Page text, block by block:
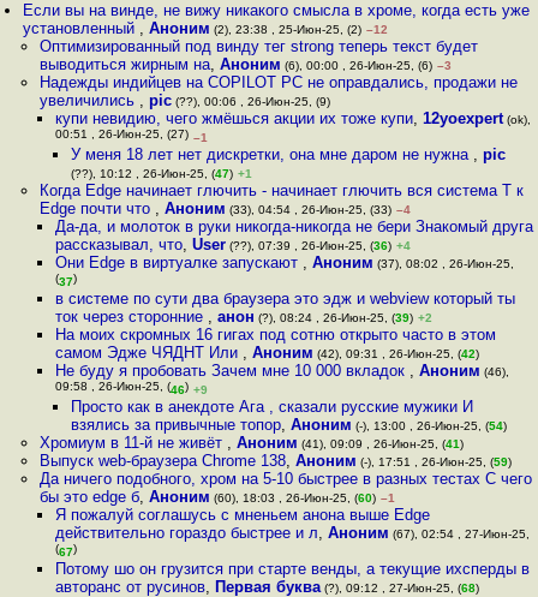
Если вы на винде, не вижу никакого смысла в хроме, когда есть уже
установленный ,Аноним (2), 23:38 , 25-Июн-25, (2) –12
Оптимизированный под винду тег strong теперь текст будет
выводиться жирным на, Аноним (6), 00:00 , 26-Июн-25, (6) –3
Надежды индийцев на COPILOT PC не оправдались, продажи не
увеличились , pic(??), 00:06 , 26-Июн-25, (9)
купи невидию, чего жмёшься акции их тоже купи, 12yoexpert(ok),
00:51 , 26-Июн-25, (27) –1
У меня 18 лет нет дискретки, она мне даром не нужна ,pic
(??), 10:12 , 26-Июн-25, (47) +1
Когда Edge начинает глючить - начинает глючить вся система Т к
Edge почти что , Аноним (33), 04:54 , 26-Июн-25, (33) –4
Да-да, и молоток в руки никогда-никогда не бери Знакомый друга
рассказывал, что, User(??), 07:39 , 26-Июн-25, (36) +4
Они Edge в виртуалке запускают , Аноним (37), 08:02 , 26-Июн-25,
(37)
в системе по сути два браузера это эдж и webview который ты
ток через сторонние , анон (?), 08:24 , 26-Июн-25, (39) +2
На моих скромных 16 гигах под сотню открыто часто в этом
самом Эдже ЧЯДНТ Или , Аноним (42), 09:31 , 26-Июн-25, (42)
Не буду я пробовать Зачем мне 10 000 вкладок , Аноним (46),
09:58 , 26-Июн-25, (46) +9
Просто как в анекдоте Ага , сказали русские мужики И
взялись за привычные топор,Аноним (-), 13:00 , 26-Июн-25, (54)
Хромиум в 11-й не живёт , Аноним (41), 09:09 , 26-Июн-25, (41)
Выпуск web-браузера Chrome 138, Аноним (-), 17:51 , 26-Июн-25, (59)
Да ничего подобного, хром на 5-10 быстрее в разных тестах С чего
бы это edge б, Аноним (60), 18:03 , 26-Июн-25, (60) –1
Я пожалуй соглашусь с мненьем анона выше Edge
действительно гораздо быстрее и л, Аноним (67), 02:54 , 27-Июн-25,
(67)
Потому шо он грузится при старте венды, а текущие ихсперды в
авторанс от русинов, Первая буква(?), 09:12 , 27-Июн-25, (68)